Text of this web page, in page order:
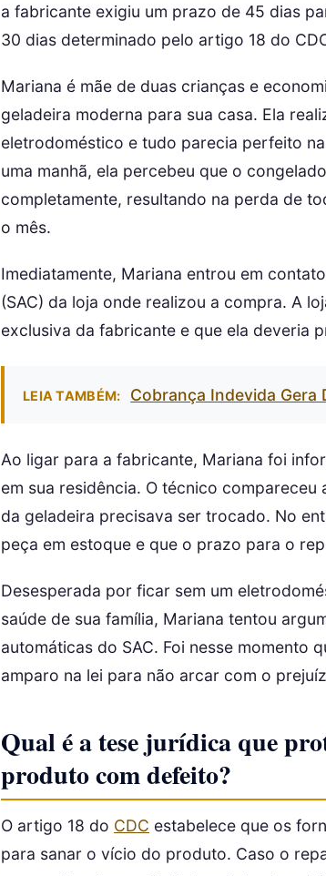
a fabricante exigiu um prazo de 45 dias
30 dias determinado pelo artigo 18 do
Mariana é mãe de duas crianças e
geladeira moderna para sua casa. Ela
eletrodoméstico e tudo parecia perfeito
uma manhã, ela percebeu que o
completamente, resultando na perda de
o mês.
Imediatamente, Mariana entrou em
(SAC) da loja onde realizou a compra. A
exclusiva da fabricante e que ela deveria
LEIA TAMBÉM: Cobrança Indevida Gera
Ao ligar para a fabricante, Mariana foi
em sua residência. O técnico
da geladeira precisava ser trocado. No
peça em estoque e que o prazo para o
Desesperada por ficar sem um
saúde de sua família, Mariana tentou
automáticas do SAC. Foi nesse momento
amparo na lei para não arcar com o
Qual é a tese jurídica que
produto com defeito?
O artigo 18 do CDC estabelece que os
para sanar o vício do produto. Caso o